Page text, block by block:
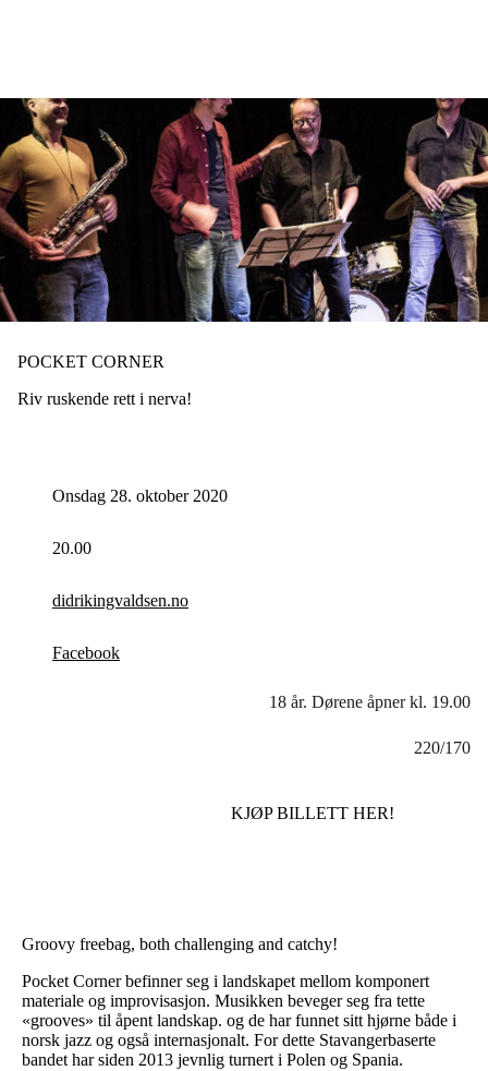
POCKET CORNER
Riv ruskende rett i nerva!
Onsdag 28. oktober 2020
20.00
didrikingvaldsen.no
Facebook
18 år. Dørene åpner kl. 19.00
220/170
KJØP BILLETT HER!
Groovy freebag, both challenging and catchy!
Pocket Corner befinner seg i landskapet mellom komponert
materiale og improvisasjon. Musikken beveger seg fra tette
«grooves» til åpent landskap. og de har funnet sitt hjørne både i
norsk jazz og også internasjonalt. For dette Stavangerbaserte
bandet har siden 2013 jevnlig turnert i Polen og Spania.